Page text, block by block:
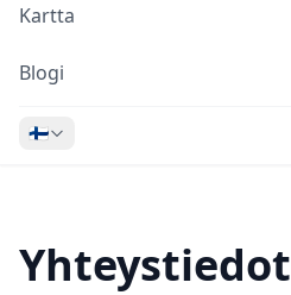
Kartta
Blogi
🇫🇮
Yhteystiedot